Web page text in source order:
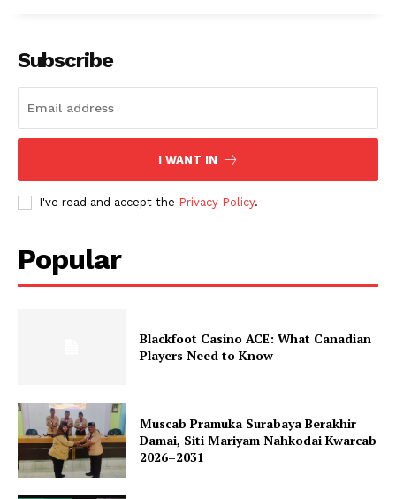
Subscribe
I WANT IN
I've read and accept the Privacy Policy.
Popular
Blackfoot Casino ACE: What Canadian
Players Need to Know
Muscab Pramuka Surabaya Berakhir
Damai, Siti Mariyam Nahkodai Kwarcab
2026–2031